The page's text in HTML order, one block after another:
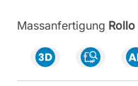
Massanfertigung Rollo